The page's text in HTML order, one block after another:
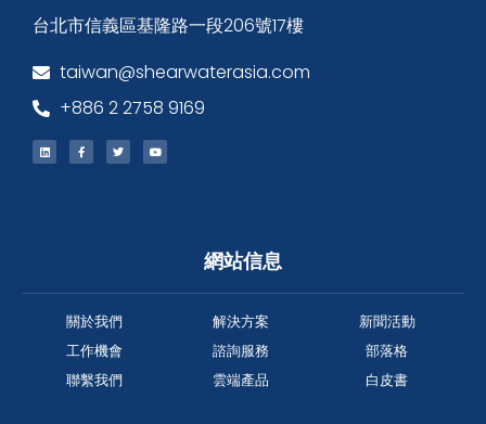
台北市信義區基隆路一段206號17樓
taiwan@shearwaterasia.com
+886 2 2758 9169
網站信息
關於我們
工作機會
聯繫我們
解決方案
諮詢服務
雲端產品
新聞活動
部落格
白皮書